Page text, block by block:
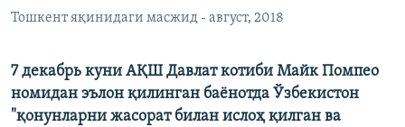
Тошкент яқинидаги масжид - август, 2018
7 декабрь куни АҚШ Давлат котиби Майк Помпео
номидан эълон қилинган баёнотда Ўзбекистон
"қонунларни жасорат билан ислоҳ қилган ва